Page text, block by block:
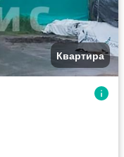
Квартира